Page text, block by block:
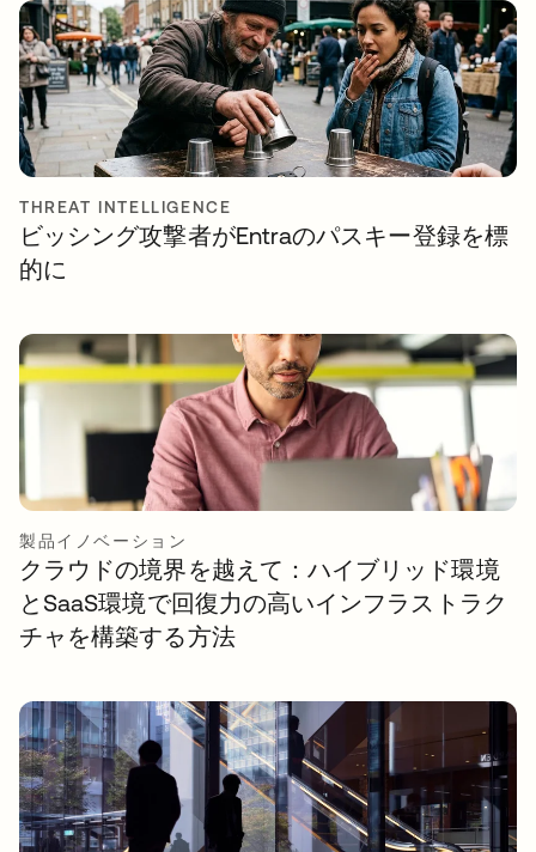
THREAT INTELLIGENCE
ビッシング攻撃者がEntraのパスキー登録を標
的に
製品イノベーション
クラウドの境界を越えて：ハイブリッド環境
とSaaS環境で回復力の高いインフラストラク
チャを構築する方法